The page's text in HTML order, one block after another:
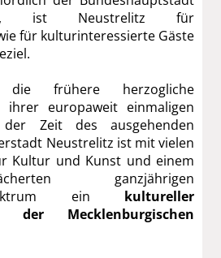
ist Neustrelitz für
für kulturinteressierte Gäste
die frühere herzogliche
ihrer europaweit einmaligen
Zeit des ausgehenden
Neustrelitz ist mit vielen
Kultur und Kunst und einem
ganzjährigen
ein kultureller
Mecklenburgischen